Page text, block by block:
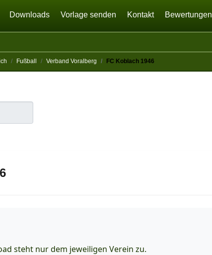
Downloads Vorlage senden Kontakt Bewertungen
Fußball Verband Voralberg FC Koblach 1946
steht nur dem jeweiligen Verein zu.